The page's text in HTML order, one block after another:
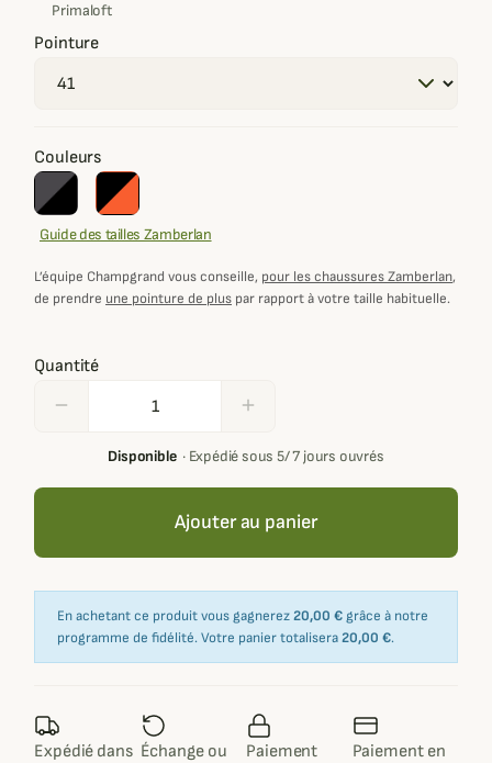
Primaloft
Pointure
Couleurs
Guide des tailles Zamberlan
L’équipe Champgrand vous conseille, pour les chaussures Zamberlan,
de prendre une pointure de plus par rapport à votre taille habituelle.
Quantité
remove add
Disponible· Expédié sous 5/ 7 jours ouvrés
Ajouter au panier
En achetant ce produit vous gagnerez20,00 € grâce à notre
programme de fidélité. Votre panier totalisera20,00 €.
Expédié dans Échange ou
Paiement
Paiement en